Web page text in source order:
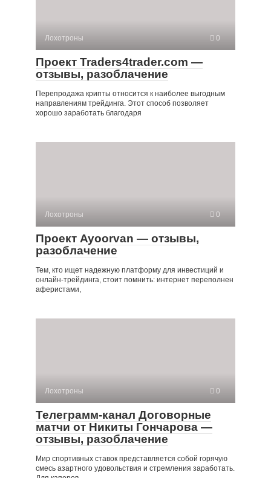
Лохотроны 0
Проект Traders4trader.com —
отзывы, разоблачение
Перепродажа крипты относится к наиболее выгодным
направлениям трейдинга. Этот способ позволяет
хорошо заработать благодаря
Лохотроны 0
Проект Ayoorvan — отзывы,
разоблачение
Тем, кто ищет надежную платформу для инвестиций и
онлайн-трейдинга, стоит помнить: интернет переполнен
аферистами,
Лохотроны 0
Телеграмм-канал Договорные
матчи от Никиты Гончарова —
отзывы, разоблачение
Мир спортивных ставок представляется собой горячую
смесь азартного удовольствия и стремления заработать.